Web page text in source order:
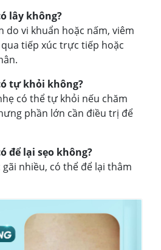
lây không?
do vi khuẩn hoặc nấm, viêm
tiếp xúc trực tiếp hoặc
tự khỏi không?
có thể tự khỏi nếu chăm
phần lớn cần điều trị để
để lại sẹo không?
nhiều, có thể để lại thâm